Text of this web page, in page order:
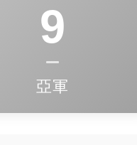
9
亞軍